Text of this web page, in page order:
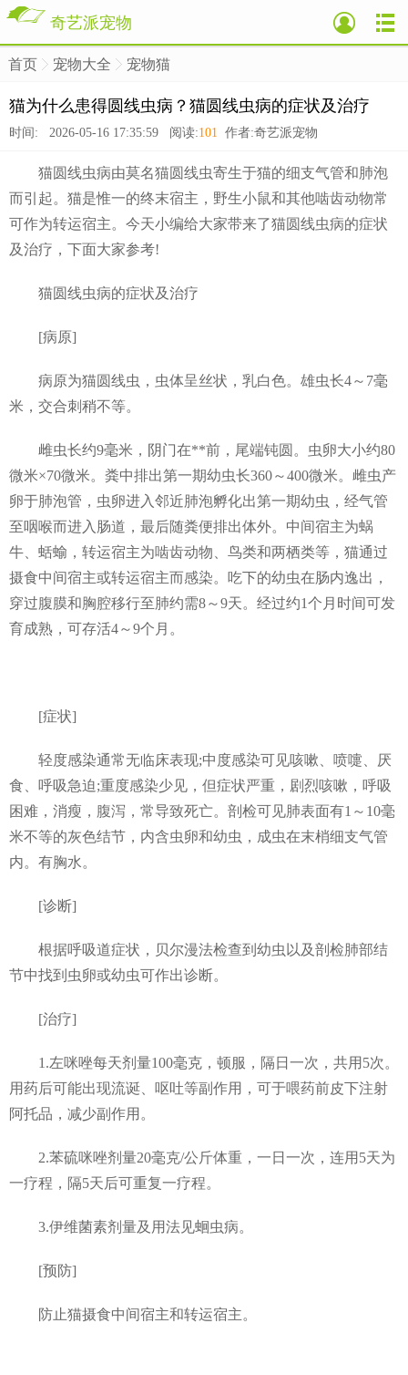
奇艺派宠物
首页 宠物大全 宠物猫
猫为什么患得圆线虫病？猫圆线虫病的症状及治疗
时间: 2026-05-16 17:35:59 阅读:101 作者:奇艺派宠物
猫圆线虫病由莫名猫圆线虫寄生于猫的细支气管和肺泡
而引起。猫是惟一的终末宿主，野生小鼠和其他啮齿动物常
可作为转运宿主。今天小编给大家带来了猫圆线虫病的症状
及治疗，下面大家参考!
猫圆线虫病的症状及治疗
[病原]
病原为猫圆线虫，虫体呈丝状，乳白色。雄虫长4～7毫
米，交合刺稍不等。
雌虫长约9毫米，阴门在**前，尾端钝圆。虫卵大小约80
微米×70微米。粪中排出第一期幼虫长360～400微米。雌虫产
卵于肺泡管，虫卵进入邻近肺泡孵化出第一期幼虫，经气管
至咽喉而进入肠道，最后随粪便排出体外。中间宿主为蜗
牛、蛞蝓，转运宿主为啮齿动物、鸟类和两栖类等，猫通过
摄食中间宿主或转运宿主而感染。吃下的幼虫在肠内逸出，
穿过腹膜和胸腔移行至肺约需8～9天。经过约1个月时间可发
育成熟，可存活4～9个月。
[症状]
轻度感染通常无临床表现;中度感染可见咳嗽、喷嚏、厌
食、呼吸急迫;重度感染少见，但症状严重，剧烈咳嗽，呼吸
困难，消瘦，腹泻，常导致死亡。剖检可见肺表面有1～10毫
米不等的灰色结节，内含虫卵和幼虫，成虫在末梢细支气管
内。有胸水。
[诊断]
根据呼吸道症状，贝尔漫法检查到幼虫以及剖检肺部结
节中找到虫卵或幼虫可作出诊断。
[治疗]
1.左咪唑每天剂量100毫克，顿服，隔日一次，共用5次。
用药后可能出现流诞、呕吐等副作用，可于喂药前皮下注射
阿托品，减少副作用。
2.苯硫咪唑剂量20毫克/公斤体重，一日一次，连用5天为
一疗程，隔5天后可重复一疗程。
3.伊维菌素剂量及用法见蛔虫病。
[预防]
防止猫摄食中间宿主和转运宿主。